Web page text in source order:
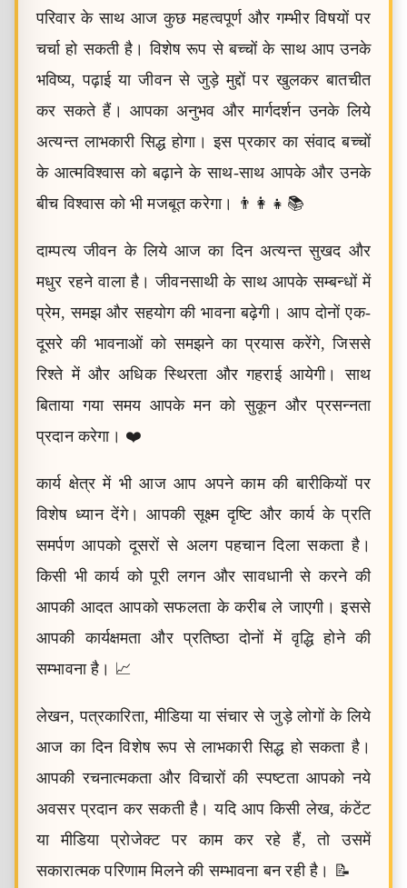
परिवार के साथ आज कुछ महत्वपूर्ण और गम्भीर विषयों पर
चर्चा हो सकती है। विशेष रूप से बच्चों के साथ आप उनके
भविष्य, पढ़ाई या जीवन से जुड़े मुद्दों पर खुलकर बातचीत
कर सकते हैं। आपका अनुभव और मार्गदर्शन उनके लिये
अत्यन्त लाभकारी सिद्ध होगा। इस प्रकार का संवाद बच्चों
के आत्मविश्वास को बढ़ाने के साथ-साथ आपके और उनके
बीच विश्वास को भी मजबूत करेगा। 👨‍👩‍👧📚
दाम्पत्य जीवन के लिये आज का दिन अत्यन्त सुखद और
मधुर रहने वाला है। जीवनसाथी के साथ आपके सम्बन्धों में
प्रेम, समझ और सहयोग की भावना बढ़ेगी। आप दोनों एक-
दूसरे की भावनाओं को समझने का प्रयास करेंगे, जिससे
रिश्ते में और अधिक स्थिरता और गहराई आयेगी। साथ
बिताया गया समय आपके मन को सुकून और प्रसन्नता
प्रदान करेगा। ❤️
कार्य क्षेत्र में भी आज आप अपने काम की बारीकियों पर
विशेष ध्यान देंगे। आपकी सूक्ष्म दृष्टि और कार्य के प्रति
समर्पण आपको दूसरों से अलग पहचान दिला सकता है।
किसी भी कार्य को पूरी लगन और सावधानी से करने की
आपकी आदत आपको सफलता के करीब ले जाएगी। इससे
आपकी कार्यक्षमता और प्रतिष्ठा दोनों में वृद्धि होने की
सम्भावना है। 📈
लेखन, पत्रकारिता, मीडिया या संचार से जुड़े लोगों के लिये
आज का दिन विशेष रूप से लाभकारी सिद्ध हो सकता है।
आपकी रचनात्मकता और विचारों की स्पष्टता आपको नये
अवसर प्रदान कर सकती है। यदि आप किसी लेख, कंटेंट
या मीडिया प्रोजेक्ट पर काम कर रहे हैं, तो उसमें
सकारात्मक परिणाम मिलने की सम्भावना बन रही है। 📝